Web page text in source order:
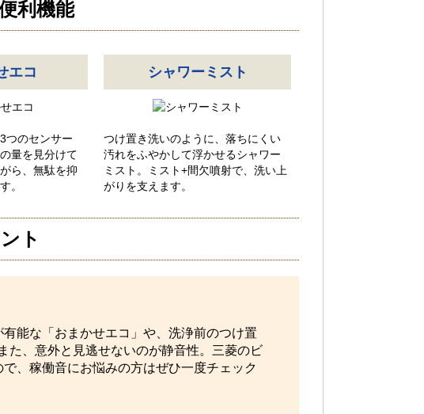
利機能
エコ
つのセンサー
量を見分けて
ら、無駄を抑
。
シャワーミスト
つけ置き洗いのように、落ちにくい
汚れをふやかして浮かせるシャワー
ミスト。ミスト+間欠噴射で、洗い上
がりを支えます。
ト
能な「おまかせエコ」や、洗浄前のつけ置
た、意外と見逃せないのが静音性。三菱のビ
、稼働音にお悩みの方はぜひ一度チェック